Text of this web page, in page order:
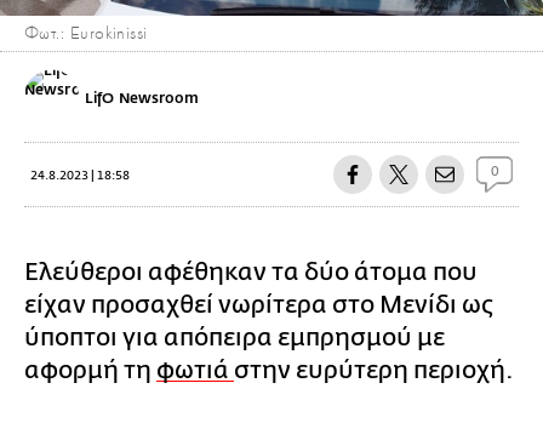
Φωτ.: Eurokinissi
LifO Newsroom
24.8.2023 | 18:58 0
Ελεύθεροι αφέθηκαν τα δύο άτομα που
είχαν προσαχθεί νωρίτερα στο Μενίδι ως
ύποπτοι για απόπειρα εμπρησμού με
αφορμή τη φωτιά στην ευρύτερη περιοχή.